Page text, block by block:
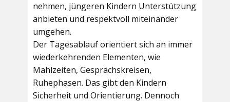
nehmen, jüngeren Kindern Unterstützung
anbieten und respektvoll miteinander
umgehen.
Der Tagesablauf orientiert sich an immer
wiederkehrenden Elementen, wie
Mahlzeiten, Gesprächskreisen,
Ruhephasen. Das gibt den Kindern
Sicherheit und Orientierung. Dennoch